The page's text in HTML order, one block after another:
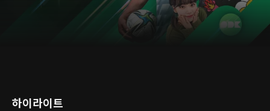
하이라이트